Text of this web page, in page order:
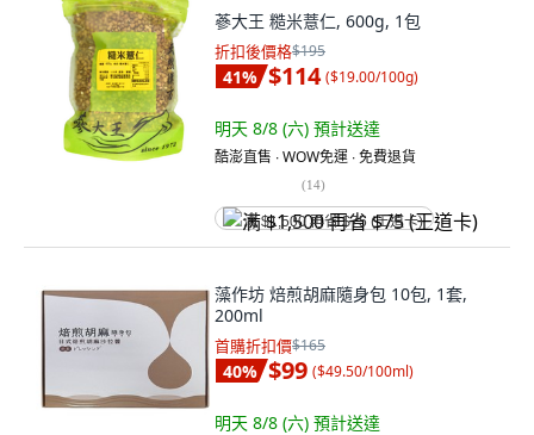
蔘大王 糙米薏仁, 600g, 1包
折扣後價格$195
41% $114 ($19.00/100g)
明天 8/8 (六) 預計送達
酷澎直售 ∙ WOW免運 ∙ 免費退貨
(14)
满 $1,500 再省 $75 (王道卡)
藻作坊 焙煎胡麻隨身包 10包, 1套,
200ml
首購折扣價$165
40% $99 ($49.50/100ml)
明天 8/8 (六) 預計送達